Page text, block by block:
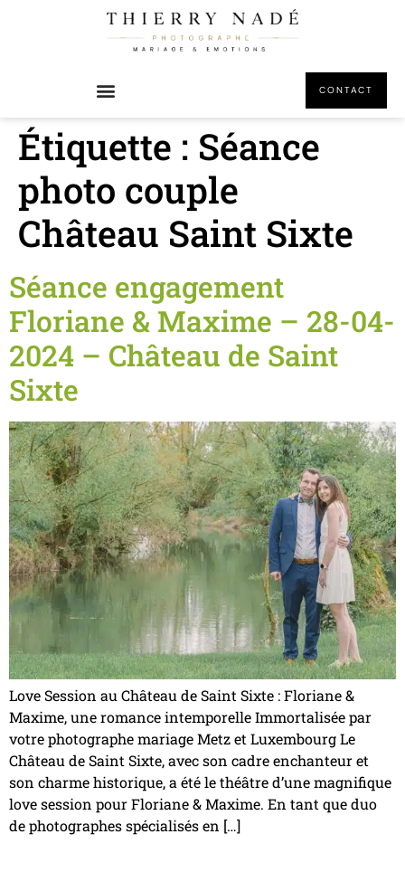
CONTACT
Étiquette : Séance
photo couple
Château Saint Sixte
Séance engagement
Floriane & Maxime – 28-04-
2024 – Château de Saint
Sixte
Love Session au Château de Saint Sixte : Floriane &
Maxime, une romance intemporelle Immortalisée par
votre photographe mariage Metz et Luxembourg Le
Château de Saint Sixte, avec son cadre enchanteur et
son charme historique, a été le théâtre d’une magnifique
love session pour Floriane & Maxime. En tant que duo
de photographes spécialisés en […]